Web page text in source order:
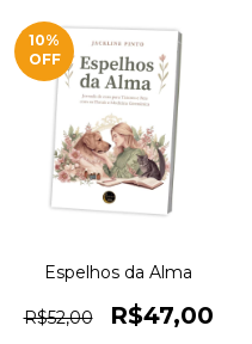
10%
OFF
Espelhos da Alma
R$52,00 R$47,00